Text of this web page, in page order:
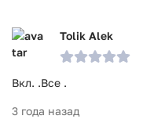
Tolik Alek
Вкл. .Все .
3 года назад